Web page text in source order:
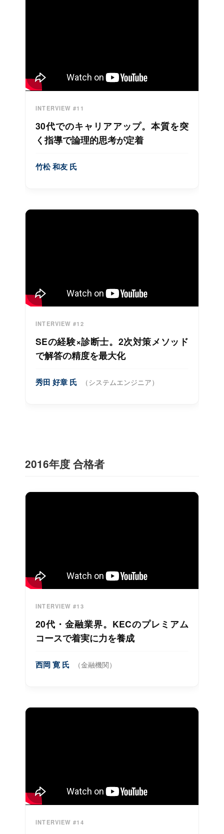
INTERVIEW #11
30代でのキャリアアップ。本質を突
く指導で論理的思考が定着
竹松 和友 氏
INTERVIEW #12
SEの経験×診断士。2次対策メソッド
で解答の精度を最大化
秀田 好章 氏 （システムエンジニア）
2016年度 合格者
INTERVIEW #13
20代・金融業界。KECのプレミアム
コースで着実に力を養成
西岡 寛 氏 （金融機関）
INTERVIEW #14